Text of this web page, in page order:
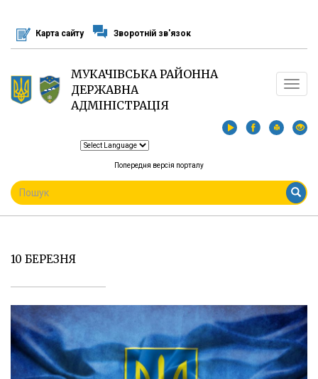
основного
матеріалу
Карта сайту Зворотній зв'язок
МУКАЧІВСЬКА РАЙОННА
ДЕРЖАВНА
АДМІНІСТРАЦІЯ
Toggle
Попередня версія порталу
ПОШУКОВА
ФОРМА
Пошук
10 БЕРЕЗНЯ